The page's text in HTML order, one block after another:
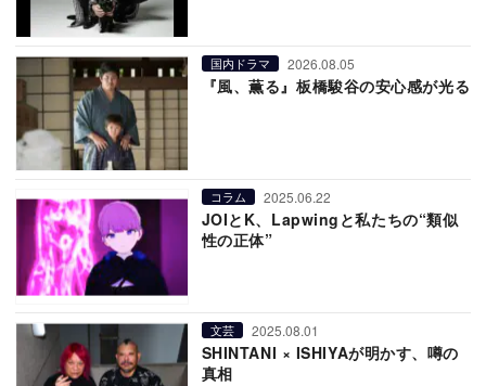
国内ドラマ 2026.08.05
『風、薫る』板橋駿谷の安心感が光る
コラム 2025.06.22
JOIとK、Lapwingと私たちの“類似
性の正体”
文芸 2025.08.01
SHINTANI × ISHIYAが明かす、噂の
真相